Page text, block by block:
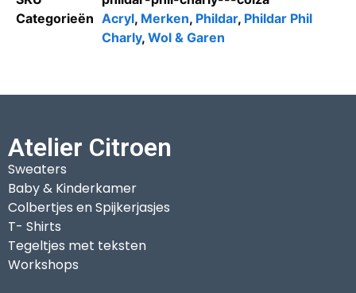
Categorieën Acryl, Merken, Phildar, Phildar Phil
Charly, Wol & Garen
Atelier Citroen
Sweaters
Baby & Kinderkamer
Colbertjes en Spijkerjasjes
T- Shirts
Tegeltjes met teksten
Workshops